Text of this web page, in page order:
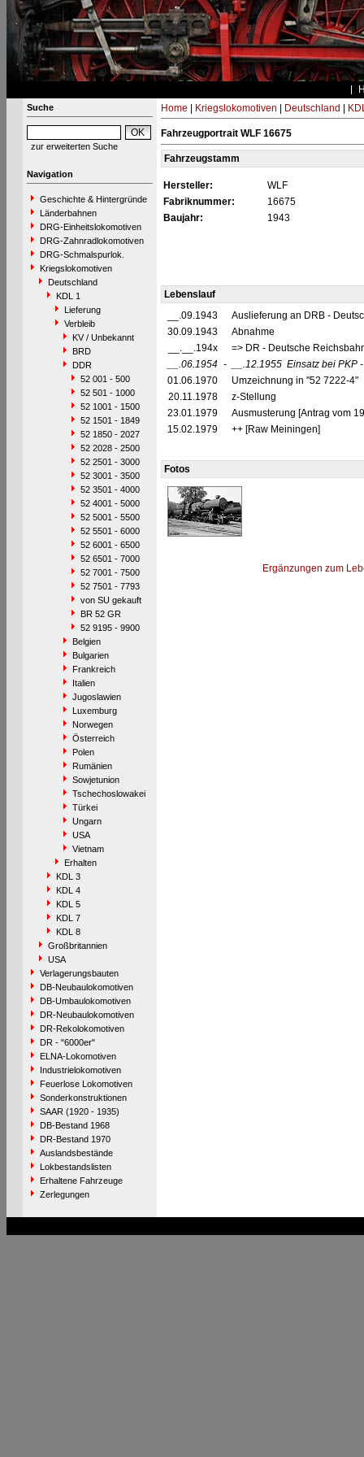
Suche
zur erweiterten Suche
Navigation
Geschichte & Hintergründe
Länderbahnen
DRG-Einheitslokomotiven
DRG-Zahnradlokomotiven
DRG-Schmalspurlok.
Kriegslokomotiven
Deutschland
KDL 1
Lieferung
Verbleib
KV / Unbekannt
BRD
DDR
52 001 - 500
52 501 - 1000
52 1001 - 1500
52 1501 - 1849
52 1850 - 2027
52 2028 - 2500
52 2501 - 3000
52 3001 - 3500
52 3501 - 4000
52 4001 - 5000
52 5001 - 5500
52 5501 - 6000
52 6001 - 6500
52 6501 - 7000
52 7001 - 7500
52 7501 - 7793
von SU gekauft
BR 52 GR
52 9195 - 9900
Belgien
Bulgarien
Frankreich
Italien
Jugoslawien
Luxemburg
Norwegen
Österreich
Polen
Rumänien
Sowjetunion
Tschechoslowakei
Türkei
Ungarn
USA
Vietnam
Erhalten
KDL 3
KDL 4
KDL 5
KDL 7
KDL 8
Großbritannien
USA
Verlagerungsbauten
DB-Neubaulokomotiven
DB-Umbaulokomotiven
DR-Neubaulokomotiven
DR-Rekolokomotiven
DR - "6000er"
ELNA-Lokomotiven
Industrielokomotiven
Feuerlose Lokomotiven
Sonderkonstruktionen
SAAR (1920 - 1935)
DB-Bestand 1968
DR-Bestand 1970
Auslandsbestände
Lokbestandslisten
Erhaltene Fahrzeuge
Zerlegungen
Home Kriegslokomotiven Deutschland
Fahrzeugportrait WLF 16675
Fahrzeugstamm
Hersteller:
WLF
Fabriknummer:
16675
Baujahr:
1943
Lebenslauf
__.09.1943
Auslieferung an DRB -
30.09.1943
Abnahme
__.__.194x
=> DR - Deutsche
__.06.1954 - __.12.1955 Einsatz bei PKP
01.06.1970
Umzeichnung in "52 7222-4"
20.11.1978
z-Stellung
23.01.1979
Ausmusterung [Antrag vom
15.02.1979
++ [Raw Meiningen]
Fotos
Ergänzungen zum